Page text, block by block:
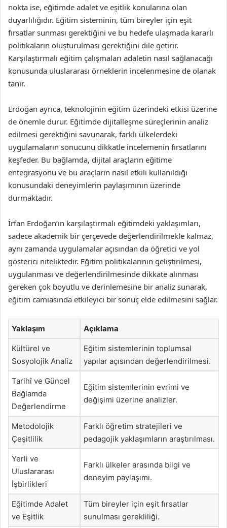
nokta ise, eğitimde adalet ve eşitlik konularına olan
duyarlılığıdır. Eğitim sisteminin, tüm bireyler için eşit
fırsatlar sunması gerektiğini ve bu hedefe ulaşmada kararlı
politikaların oluşturulması gerektiğini dile getirir.
Karşılaştırmalı eğitim çalışmaları adaletin nasıl sağlanacağı
konusunda uluslararası örneklerin incelenmesine de olanak
tanır.
Erdoğan ayrıca, teknolojinin eğitim üzerindeki etkisi üzerine
de önemle durur. Eğitimde dijitalleşme süreçlerinin analiz
edilmesi gerektiğini savunarak, farklı ülkelerdeki
uygulamaların sonucunu dikkatle incelemenin fırsatlarını
keşfeder. Bu bağlamda, dijital araçların eğitime
entegrasyonu ve bu araçların nasıl etkili kullanıldığı
konusundaki deneyimlerin paylaşımının üzerinde
durmaktadır.
İrfan Erdoğan’ın karşılaştırmalı eğitimdeki yaklaşımları,
sadece akademik bir çerçevede değerlendirilmekle kalmaz,
aynı zamanda uygulamalar açısından da öğretici ve yol
gösterici niteliktedir. Eğitim politikalarının geliştirilmesi,
uygulanması ve değerlendirilmesinde dikkate alınması
gereken çok boyutlu ve derinlemesine bir analiz sunarak,
eğitim camiasında etkileyici bir sonuç elde edilmesini sağlar.
Yaklaşım Açıklama
Kültürel ve
Sosyolojik Analiz
Eğitim sistemlerinin toplumsal
yapılar açısından değerlendirilmesi.
Tarihî ve Güncel
Bağlamda
Değerlendirme
Eğitim sistemlerinin evrimi ve
değişimi üzerine analizler.
Metodolojik
Çeşitlilik
Farklı öğretim stratejileri ve
pedagojik yaklaşımların araştırılması.
Yerli ve
Uluslararası
İşbirlikleri
Farklı ülkeler arasında bilgi ve
deneyim paylaşımı.
Eğitimde Adalet
ve Eşitlik
Tüm bireyler için eşit fırsatlar
sunulması gerekliliği.